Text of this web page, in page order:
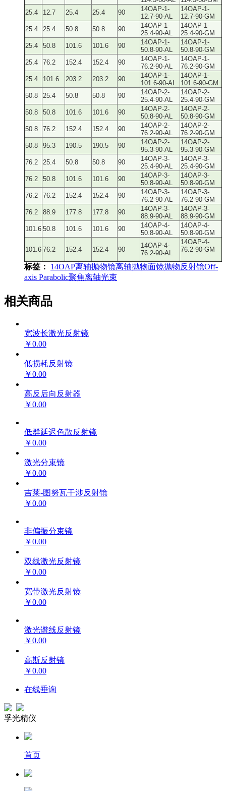
25.4
12.7 25.4 25.4 90
14OAP-1-
12.7-90-AL
14OAP-1-
12.7-90-GM
25.4
25.4 50.8 50.8 90
14OAP-1-
25.4-90-AL
14OAP-1-
25.4-90-GM
25.4
50.8 101.6 101.6 90
14OAP-1-
50.8-90-AL
14OAP-1-
50.8-90-GM
25.4
76.2 152.4 152.4 90
14OAP-1-
76.2-90-AL
14OAP-1-
76.2-90-GM
25.4
101.6 203.2 203.2 90
14OAP-1-
101.6-90-AL
14OAP-1-
101.6-90-GM
50.8
25.4 50.8 50.8 90
14OAP-2-
25.4-90-AL
14OAP-2-
25.4-90-GM
50.8
50.8 101.6 101.6 90
14OAP-2-
50.8-90-AL
14OAP-2-
50.8-90-GM
50.8
76.2 152.4 152.4 90
14OAP-2-
76.2-90-AL
14OAP-2-
76.2-90-GM
50.8
95.3 190.5 190.5 90
14OAP-2-
95.3-90-AL
14OAP-2-
95.3-90-GM
76.2
25.4 50.8 50.8 90
14OAP-3-
25.4-90-AL
14OAP-3-
25.4-90-GM
76.2
50.8 101.6 101.6 90
14OAP-3-
50.8-90-AL
14OAP-3-
50.8-90-GM
76.2
76.2 152.4 152.4 90
14OAP-3-
76.2-90-AL
14OAP-3-
76.2-90-GM
76.2
88.9 177.8 177.8 90
14OAP-3-
88.9-90-AL
14OAP-3-
88.9-90-GM
101.6 50.8 101.6 101.6 90
14OAP-4-
50.8-90-AL
14OAP-4-
50.8-90-GM
101.6 76.2 152.4 152.4 90
14OAP-4-
76.2-90-AL
14OAP-4-
76.2-90-GM
标签： 14OAP离轴抛物镜离轴抛物面镜抛物反射镜Off-
axis Parabolic聚焦离轴光束
相关商品
宽波长激光反射镜
￥0.00
低损耗反射镜
￥0.00
高反后向反射器
￥0.00
低群延迟色散反射镜
￥0.00
激光分束镜
￥0.00
吉莱-图努瓦干涉反射镜
￥0.00
非偏振分束镜
￥0.00
双线激光反射镜
￥0.00
宽带激光反射镜
￥0.00
激光谱线反射镜
￥0.00
高斯反射镜
￥0.00
在线垂询
孚光精仪
首页